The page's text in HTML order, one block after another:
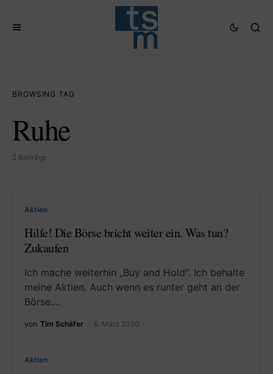
BROWSING TAG
Ruhe
2 Beiträge
Aktien
Hilfe! Die Börse bricht weiter ein. Was tun?
Zukaufen
Ich mache weiterhin „Buy and Hold“. Ich behalte
meine Aktien. Auch wenn es runter geht an der
Börse.…
von Tim Schäfer 6. März 2020
Aktien